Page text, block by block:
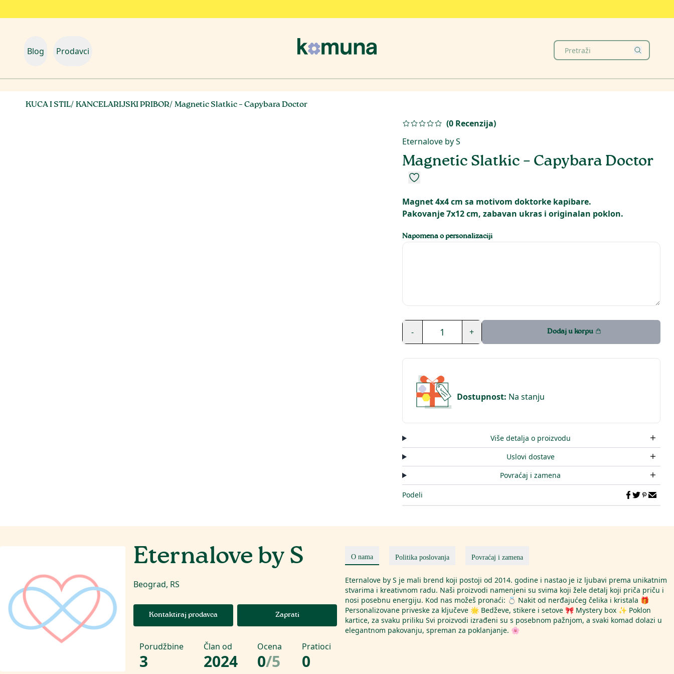
Blog Prodavci
KUCA I STIL/KANCELARIJSKI PRIBOR/Magnetic Slatkic – Capybara Doctor
(0 Recenzija)
Eternalove by S
Magnetic Slatkic – Capybara Doctor
Magnet 4x4 cm sa motivom doktorke kapibare.
Pakovanje 7x12 cm, zabavan ukras i originalan poklon.
Napomena o personalizaciji
- 1 + Dodaj u korpu
Dostupnost: Na stanju
Više detalja o proizvodu
Uslovi dostave
Povraćaj i zamena
Podeli
Eternalove by S
Beograd, RS
Kontaktiraj prodavca Zaprati
Porudžbine
3
Član od
2024
Ocena
0/5
Pratioci
0
O nama Politika poslovanja Povraćaj i zamena
Eternalove by S je mali brend koji postoji od 2014. godine i nastao je iz ljubavi prema unikatnim
stvarima i kreativnom radu. Naši proizvodi namenjeni su svima koji žele detalj koji priča priču i
nosi posebnu energiju. Kod nas možeš pronaći: 💍 Nakit od nerđajućeg čelika i kristala 🎁
Personalizovane priveske za ključeve 🌟 Bedževe, stikere i setove 🎀 Mystery box ✨ Poklon
kartice, za svaku priliku Svi proizvodi izrađeni su s posebnom pažnjom, a svaki komad dolazi u
elegantnom pakovanju, spreman za poklanjanje. 🌸